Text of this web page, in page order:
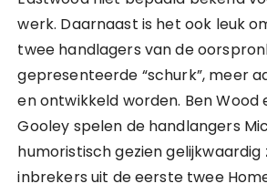
werk. Daarnaast is het ook leuk
twee handlagers van de
gepresenteerde “schurk”, meer
en ontwikkeld worden. Ben Wood
Gooley spelen de handlangers
humoristisch gezien gelijkwaardig
inbrekers uit de eerste twee